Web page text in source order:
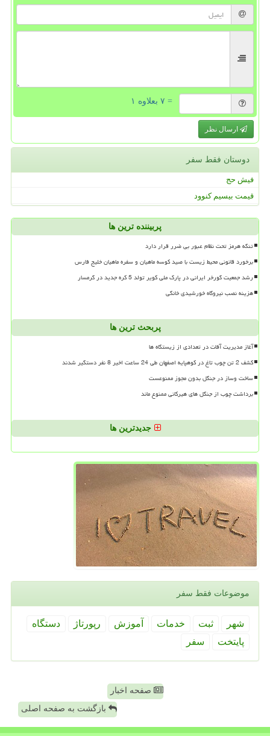
= ۷ بعلاوه ۱
ارسال نظر
دوستان فقط سفر
فیش حج
قیمت بیسیم کنوود
پربیننده ترین ها
تنگه هرمز تحت نظام عبور بی ضرر قرار دارد
برخورد قانونی محیط زیست با صید کوسه ماهیان و سفره ماهیان خلیج فارس
رشد جمعیت گورخر ایرانی در پارک ملی کویر تولد 5 کره جدید در گرمسار
هزینه نصب نیروگاه خورشیدی خانگی
پربحث ترین ها
آغاز مدیریت آفات در تعدادی از زیستگاه ها
کشف 2 تن چوب تاغ در کوهپایه اصفهان طی 24 ساعت اخیر 8 نفر دستگیر شدند
ساخت وساز در جنگل بدون مجوز ممنوعست
برداشت چوب از جنگل های هیرکانی ممنوع ماند
جدیدترین ها
موضوعات فقط سفر
شهر ثبت خدمات آموزش رپورتاژ
دستگاه
پایتخت
سفر
صفحه اخبار
بازگشت به صفحه اصلی